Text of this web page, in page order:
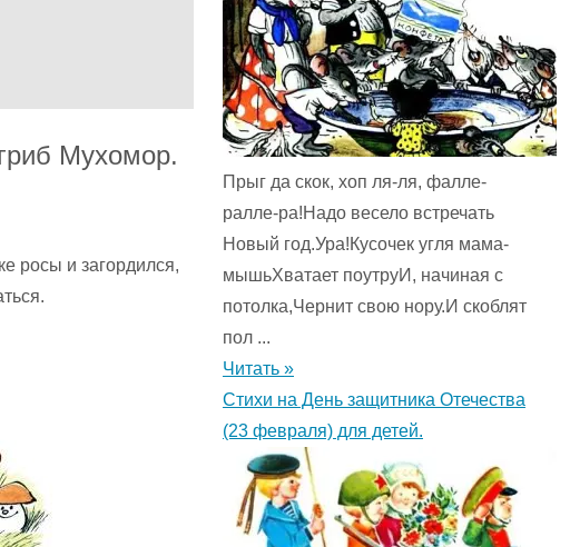
Мухомор.
росы и загордился,
Прыг да скок, хоп ля-ля, фалле-
ралле-ра!Надо весело встречать
Новый год.Ура!Кусочек угля мама-
мышьХватает поутруИ, начиная с
потолка,Чернит свою нору.И скоблят
пол ...
Читать »
Стихи на День защитника Отечества
(23 февраля) для детей.